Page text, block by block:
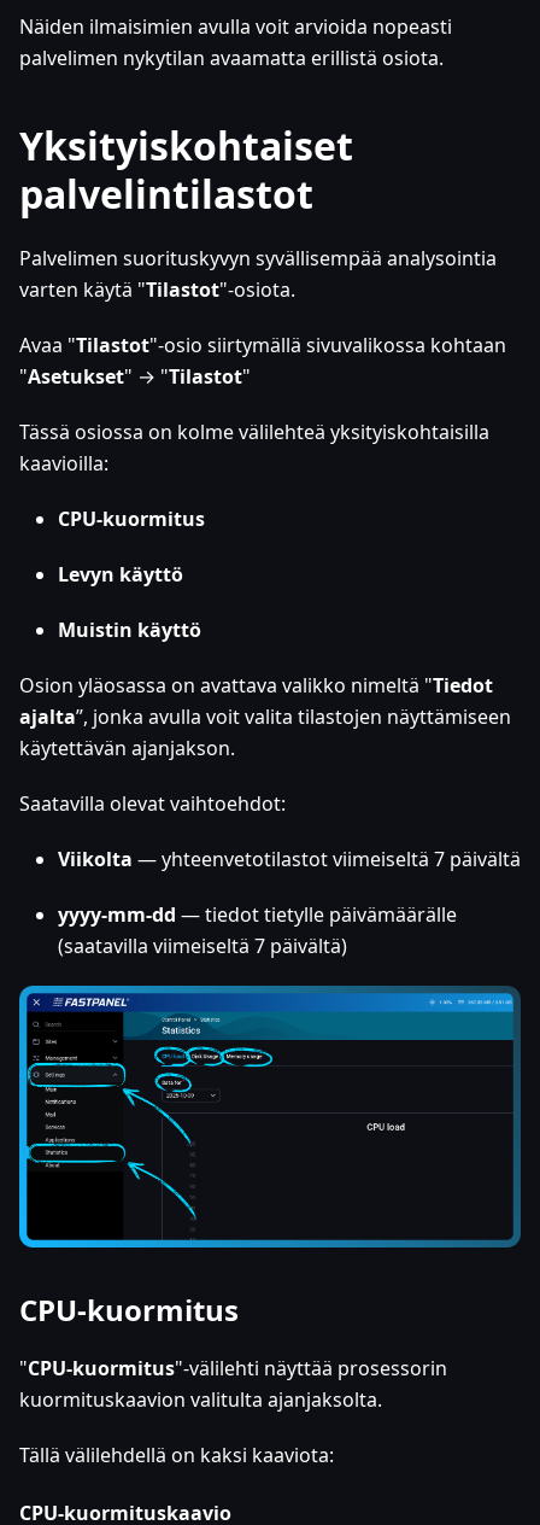
Näiden ilmaisimien avulla voit arvioida nopeasti
palvelimen nykytilan avaamatta erillistä osiota.
Yksityiskohtaiset
palvelintilastot
Palvelimen suorituskyvyn syvällisempää analysointia
varten käytä "Tilastot"-osiota.
Avaa "Tilastot"-osio siirtymällä sivuvalikossa kohtaan
"Asetukset" → "Tilastot"
Tässä osiossa on kolme välilehteä yksityiskohtaisilla
kaavioilla:
CPU-kuormitus
Levyn käyttö
Muistin käyttö
Osion yläosassa on avattava valikko nimeltä "Tiedot
ajalta”, jonka avulla voit valita tilastojen näyttämiseen
käytettävän ajanjakson.
Saatavilla olevat vaihtoehdot:
Viikolta — yhteenvetotilastot viimeiseltä 7 päivältä
yyyy-mm-dd — tiedot tietylle päivämäärälle
(saatavilla viimeiseltä 7 päivältä)
CPU-kuormitus
"CPU-kuormitus"-välilehti näyttää prosessorin
kuormituskaavion valitulta ajanjaksolta.
Tällä välilehdellä on kaksi kaaviota:
CPU-kuormituskaavio